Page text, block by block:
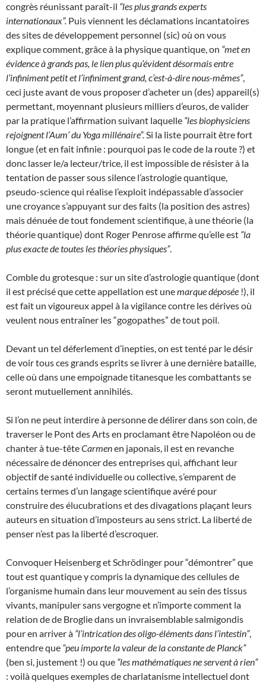
congrès réunissant paraît-il “les plus grands experts
internationaux”. Puis viennent les déclamations incantatoires
des sites de développement personnel (sic) où on vous
explique comment, grâce à la physique quantique, on “met en
évidence à grands pas, le lien plus qu’évident désormais entre
l’infiniment petit et l’infiniment grand, c’est-à-dire nous-mêmes”,
ceci juste avant de vous proposer d’acheter un (des) appareil(s)
permettant, moyennant plusieurs milliers d’euros, de valider
par la pratique l’affirmation suivant laquelle “les biophysiciens
rejoignent l’Aum’ du Yoga millénaire”.Si la liste pourrait être fort
longue (et en fait infinie : pourquoi pas le code de la route ?) et
donc lasser le/a lecteur/trice, il est impossible de résister à la
tentation de passer sous silence l’astrologie quantique,
pseudo-science qui réalise l’exploit indépassable d’associer
une croyance s’appuyant sur des faits (la position des astres)
mais dénuée de tout fondement scientifique, à une théorie (la
théorie quantique) dont Roger Penrose affirme qu’elle est “la
plus exacte de toutes les théories physiques”.
Comble du grotesque : sur un site d’astrologie quantique (dont
il est précisé que cette appellation est unemarque déposée !), il
est fait un vigoureux appel à la vigilance contre les dérives où
veulent nous entraîner les “gogopathes” de tout poil.
Devant un tel déferlement d’inepties, on est tenté par le désir
de voir tous ces grands esprits se livrer à une dernière bataille,
celle où dans une empoignade titanesque les combattants se
seront mutuellement annihilés.
Si l’on ne peut interdire à personne de délirer dans son coin, de
traverser le Pont des Arts en proclamant être Napoléon ou de
chanter à tue-têteCarmenen japonais, il est en revanche
nécessaire de dénoncer des entreprises qui, affichant leur
objectif de santé individuelle ou collective, s’emparent de
certains termes d’un langage scientifique avéré pour
construire des élucubrations et des divagations plaçant leurs
auteurs en situation d’imposteurs au sens strict. La liberté de
penser n’est pas la liberté d’escroquer.
Convoquer Heisenberg et Schrödinger pour “démontrer” que
tout est quantique y compris la dynamique des cellules de
l’organisme humain dans leur mouvement au sein des tissus
vivants, manipuler sans vergogne et n’importe comment la
relation de de Broglie dans un invraisemblable salmigondis
pour en arriver à “l’intrication des oligo-éléments dans l’intestin”,
entendre que “peu importe la valeur de la constante de Planck”
(ben si, justement !) ou que “les mathématiques ne servent à rien”
: voilà quelques exemples de charlatanisme intellectuel dont